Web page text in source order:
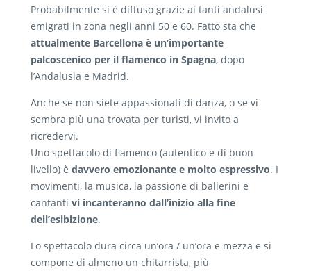
Probabilmente si è diffuso grazie ai tanti andalusi
emigrati in zona negli anni 50 e 60. Fatto sta che
attualmente Barcellona è un’importante
palcoscenico per il flamenco in Spagna, dopo
l’Andalusia e Madrid.
Anche se non siete appassionati di danza, o se vi
sembra più una trovata per turisti, vi invito a
ricredervi.
Uno spettacolo di flamenco (autentico e di buon
livello) è davvero emozionante e molto espressivo. I
movimenti, la musica, la passione di ballerini e
cantanti vi incanteranno dall’inizio alla fine
dell’esibizione.
Lo spettacolo dura circa un’ora / un’ora e mezza e si
compone di almeno un chitarrista, più